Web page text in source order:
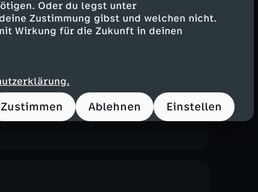
Oder du legst unter
Zustimmung gibst und welchen nicht.
Wirkung für die Zukunft in deinen
Zustimmen Ablehnen Einstellen